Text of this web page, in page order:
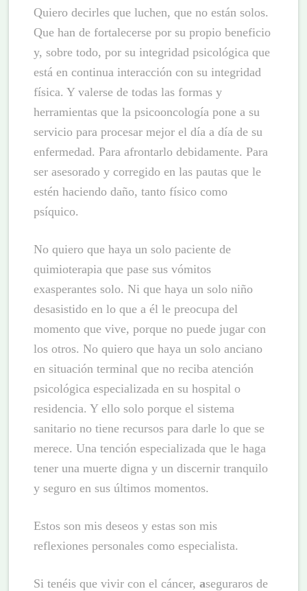
Quiero decirles que luchen, que no están solos.
Que han de fortalecerse por su propio beneficio
y, sobre todo, por su integridad psicológica que
está en continua interacción con su integridad
física. Y valerse de todas las formas y
herramientas que la psicooncología pone a su
servicio para procesar mejor el día a día de su
enfermedad. Para afrontarlo debidamente. Para
ser asesorado y corregido en las pautas que le
estén haciendo daño, tanto físico como
psíquico.
No quiero que haya un solo paciente de
quimioterapia que pase sus vómitos
exasperantes solo. Ni que haya un solo niño
desasistido en lo que a él le preocupa del
momento que vive, porque no puede jugar con
los otros. No quiero que haya un solo anciano
en situación terminal que no reciba atención
psicológica especializada en su hospital o
residencia. Y ello solo porque el sistema
sanitario no tiene recursos para darle lo que se
merece. Una tención especializada que le haga
tener una muerte digna y un discernir tranquilo
y seguro en sus últimos momentos.
Estos son mis deseos y estas son mis
reflexiones personales como especialista.
Si tenéis que vivir con el cáncer,aseguraros de